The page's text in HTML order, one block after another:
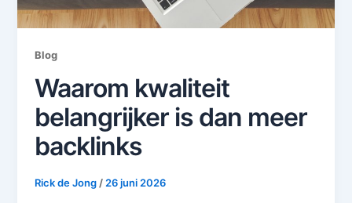
Blog
Waarom kwaliteit
belangrijker is dan meer
backlinks
Rick de Jong / 26 juni 2026